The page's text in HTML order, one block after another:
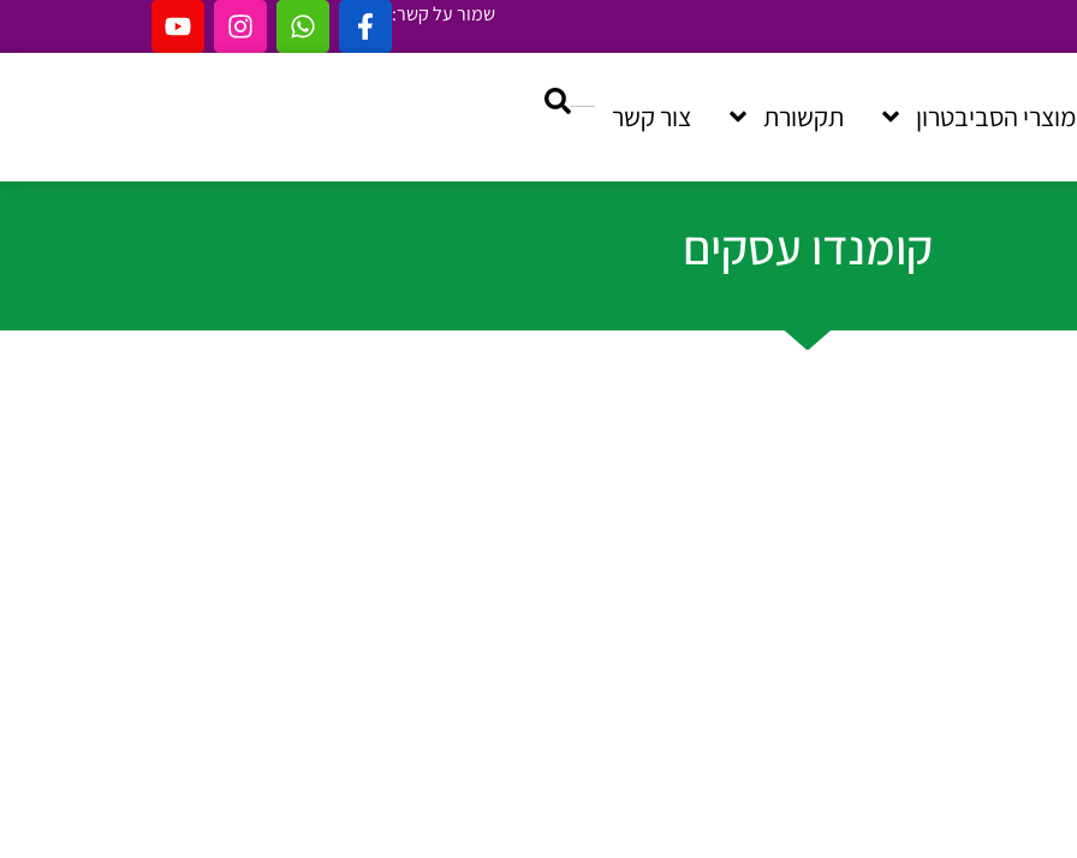
שמור על קשר:
מוצרי הסביבטרון תקשורת צור קשר
קומנדו עסקים